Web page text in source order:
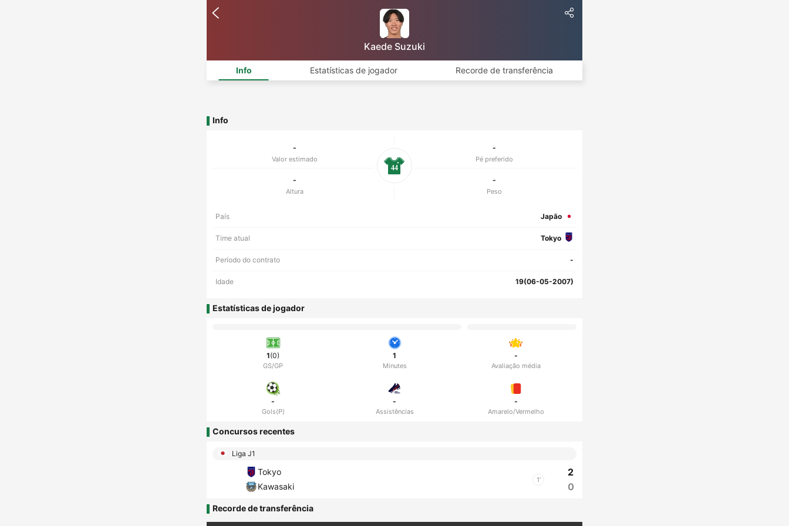
Kaede Suzuki
Info Estatísticas de jogador Recorde de transferência
Info
-
Valor estimado
-
Pé preferido
-
Altura
-
Peso
44
País Japão
Time atual Tokyo
Período do contrato -
Idade 19(06-05-2007)
Estatísticas de jogador
1(0)
GS/GP
1
Minutes
-
Avaliação média
-
Gols(P)
-
Assistências
-
Amarelo/Vermelho
Concursos recentes
Liga J1
Tokyo
Kawasaki
1'
2
0
Recorde de transferência